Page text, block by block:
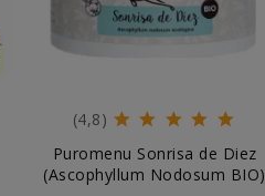
(4,8)
Puromenu Sonrisa de Diez
(Ascophyllum Nodosum BIO)